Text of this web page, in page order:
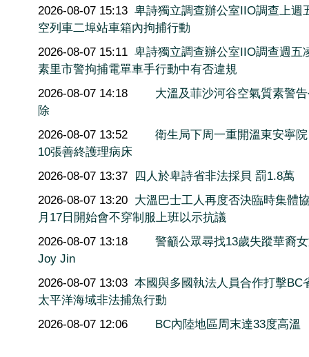
2026-08-07 15:13 卑詩獨立調查辦公室IIO調查上週
空列車二埠站車箱內拘捕行動
2026-08-07 15:11 卑詩獨立調查辦公室IIO調查週五
素里市警拘捕電單車手行動中有否違規
2026-08-07 14:18
大溫及菲沙河谷空氣質素警
除
2026-08-07 13:52
衛生局下周一重開溫東安寧
10張善終護理病床
2026-08-07 13:37 四人於卑詩省非法採貝 罰1.8萬
2026-08-07 13:20 大溫巴士工人再度否決臨時集體
月17日開始會不穿制服上班以示抗議
2026-08-07 13:18
警籲公眾尋找13歲失蹤華裔
Joy Jin
2026-08-07 13:03 本國與多國執法人員合作打擊BC
太平洋海域非法捕魚行動
2026-08-07 12:06
BC內陸地區周末達33度高溫